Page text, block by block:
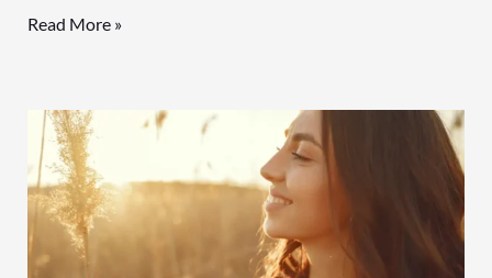
Read More »
God
se
perfekte
plan
vir